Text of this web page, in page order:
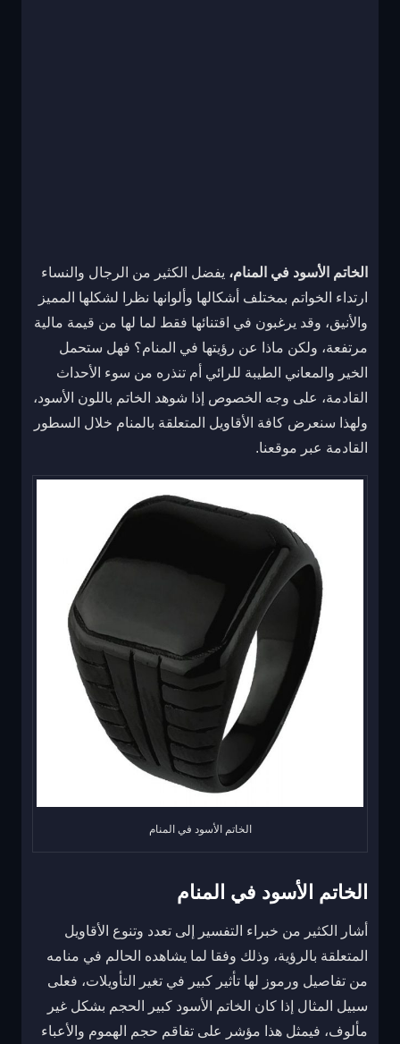
الخاتم الأسود في المنام، يفضل الكثير من الرجال والنساء
ارتداء الخواتم بمختلف أشكالها وألوانها نظرا لشكلها المميز
والأنيق، وقد يرغبون في اقتنائها فقط لما لها من قيمة مالية
مرتفعة، ولكن ماذا عن رؤيتها في المنام؟ فهل ستحمل
الخير والمعاني الطيبة للرائي أم تنذره من سوء الأحداث
القادمة، على وجه الخصوص إذا شوهد الخاتم باللون الأسود،
ولهذا سنعرض كافة الأقاويل المتعلقة بالمنام خلال السطور
القادمة عبر موقعنا.
الخاتم الأسود في المنام
الخاتم الأسود في المنام
أشار الكثير من خبراء التفسير إلى تعدد وتنوع الأقاويل
المتعلقة بالرؤية، وذلك وفقا لما يشاهده الحالم في منامه
من تفاصيل ورموز لها تأثير كبير في تغير التأويلات، فعلى
سبيل المثال إذا كان الخاتم الأسود كبير الحجم بشكل غير
مألوف، فيمثل هذا مؤشر على تفاقم حجم الهموم والأعباء